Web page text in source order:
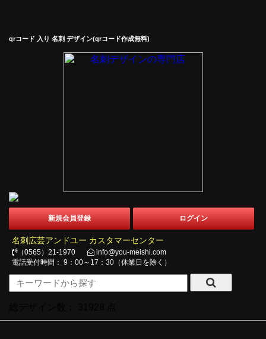
qrコード 入り 名刺 デザイン(qrコード作成無料)
新規会員登録 ログイン
名刺広芸アンドユー カスタマーセンター
（0565）21-1970
info@you-meishi.com
電話受付時間： 9：00～17：30（休業日を除く）